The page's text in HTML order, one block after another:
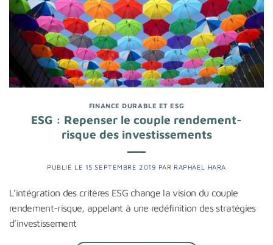
FINANCE DURABLE ET ESG
ESG : Repenser le couple rendement-
risque des investissements
PUBLIÉ LE 15 SEPTEMBRE 2019 PAR RAPHAEL HARA
L’intégration des critères ESG change la vision du couple
rendement-risque, appelant à une redéfinition des stratégies
d’investissement